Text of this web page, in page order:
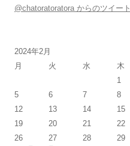
@chatoratoratora からのツイート
2024年2月
月
火 水 木
1
5
6 7 8
12
13 14 15
19
20 21 22
26
27 28 29